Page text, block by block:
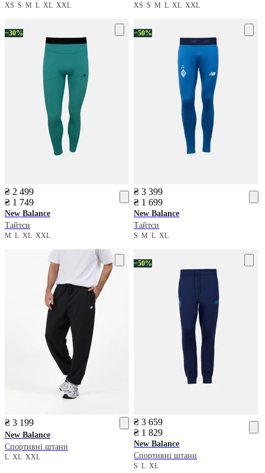
XS S M L XL XXL XSSMLXLXXL
−30%
₴ 2 499
₴ 1 749
New Balance
Тайтси
M L XL XXL
−50%
₴ 3 399
₴ 1 699
New Balance
Тайтси
SMLXL
₴ 3 199
New Balance
Спортивні штани
L XL XXL
−50%
₴ 3 659
₴ 1 829
New Balance
Спортивні штани
SLXL